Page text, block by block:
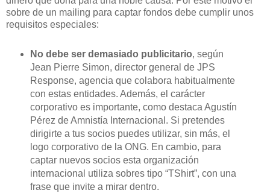
sobre de un mailing para captar fondos debe cumplir unos
requisitos especiales:
No debe ser demasiado publicitario, según
Jean Pierre Simon, director general de JPS
Response, agencia que colabora habitualmente
con estas entidades. Además, el carácter
corporativo es importante, como destaca Agustín
Pérez de Amnistía Internacional. Si pretendes
dirigirte a tus socios puedes utilizar, sin más, el
logo corporativo de la ONG. En cambio, para
captar nuevos socios esta organización
internacional utiliza sobres tipo “TShirt”, con una
frase que invite a mirar dentro.